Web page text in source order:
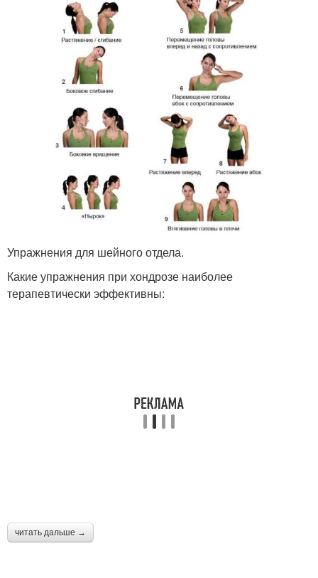
Упражнения для шейного отдела.
Какие упражнения при хондрозе наиболее
терапевтически эффективны:
читать дальше →